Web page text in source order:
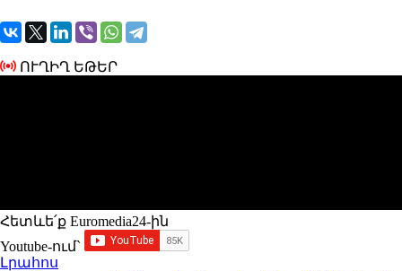
ՈՒՂԻՂ ԵԹԵՐ
Հետևե՛ք Euromedia24-ին
Youtube-ում`
Լրահոս